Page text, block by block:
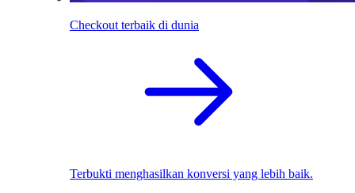
Checkout terbaik di dunia
Terbukti menghasilkan konversi yang lebih baik.